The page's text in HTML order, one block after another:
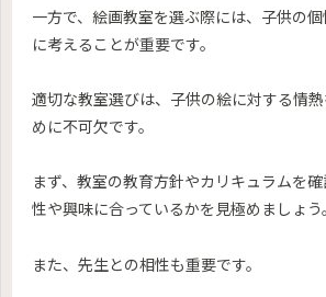
一方で、絵画教室を選ぶ際には、子供の
に考えることが重要です。
適切な教室選びは、子供の絵に対する情
めに不可欠です。
まず、教室の教育方針やカリキュラムを
性や興味に合っているかを見極めましょう。
また、先生との相性も重要です。